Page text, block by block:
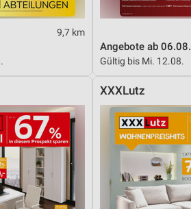
9,7 km
Angebote ab 06.08.
Gültig bis Mi. 12.08.
XXXLutz
aus verschiedenen